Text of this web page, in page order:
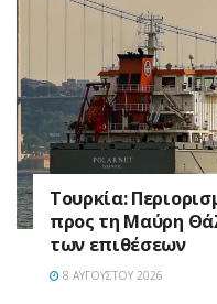
Τουρκία:
προς τη Μαύρη
των επιθέσεων
8 ΑΥΓΟΎΣΤΟΥ 2026